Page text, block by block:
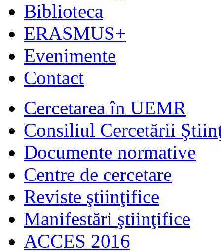
Biblioteca
ERASMUS+
Evenimente
Contact
Cercetarea în UEMR
Consiliul Cercetării
Documente normative
Centre de cercetare
Reviste ştiinţifice
Manifestări ştiinţifice
ACCES 2016